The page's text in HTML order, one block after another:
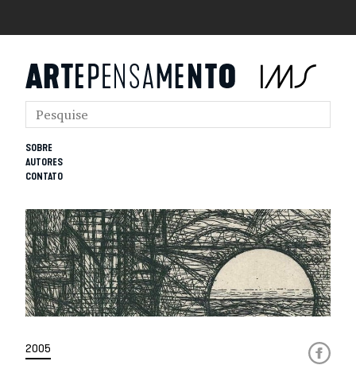
SOBRE
AUTORES
CONTATO
2005